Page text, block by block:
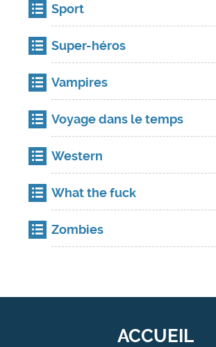
Sport
Super-héros
Vampires
Voyage dans le temps
Western
What the fuck
Zombies
ACCUEIL